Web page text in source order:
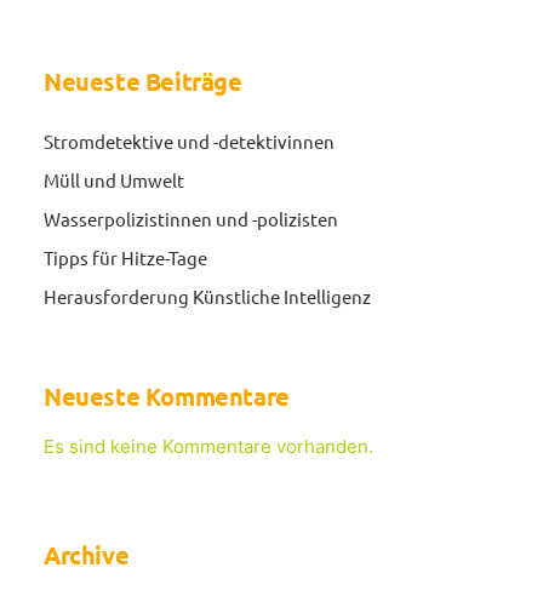
Neueste Beiträge
Stromdetektive und -detektivinnen
Müll und Umwelt
Wasserpolizistinnen und -polizisten
Tipps für Hitze-Tage
Herausforderung Künstliche Intelligenz
Neueste Kommentare
Es sind keine Kommentare vorhanden.
Archive